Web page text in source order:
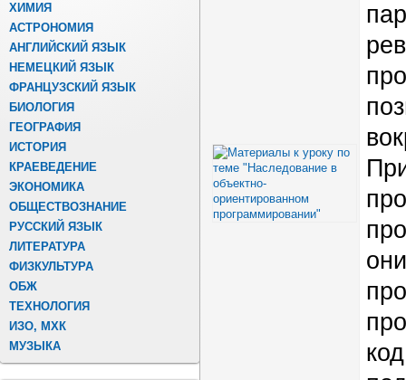
ХИМИЯ
АСТРОНОМИЯ
АНГЛИЙСКИЙ ЯЗЫК
НЕМЕЦКИЙ ЯЗЫК
ФРАНЦУЗСКИЙ ЯЗЫК
БИОЛОГИЯ
ГЕОГРАФИЯ
ИСТОРИЯ
КРАЕВЕДЕНИЕ
ЭКОНОМИКА
ОБЩЕСТВОЗНАНИЕ
РУССКИЙ ЯЗЫК
ЛИТЕРАТУРА
ФИЗКУЛЬТУРА
ОБЖ
ТЕХНОЛОГИЯ
ИЗО, МХК
МУЗЫКА